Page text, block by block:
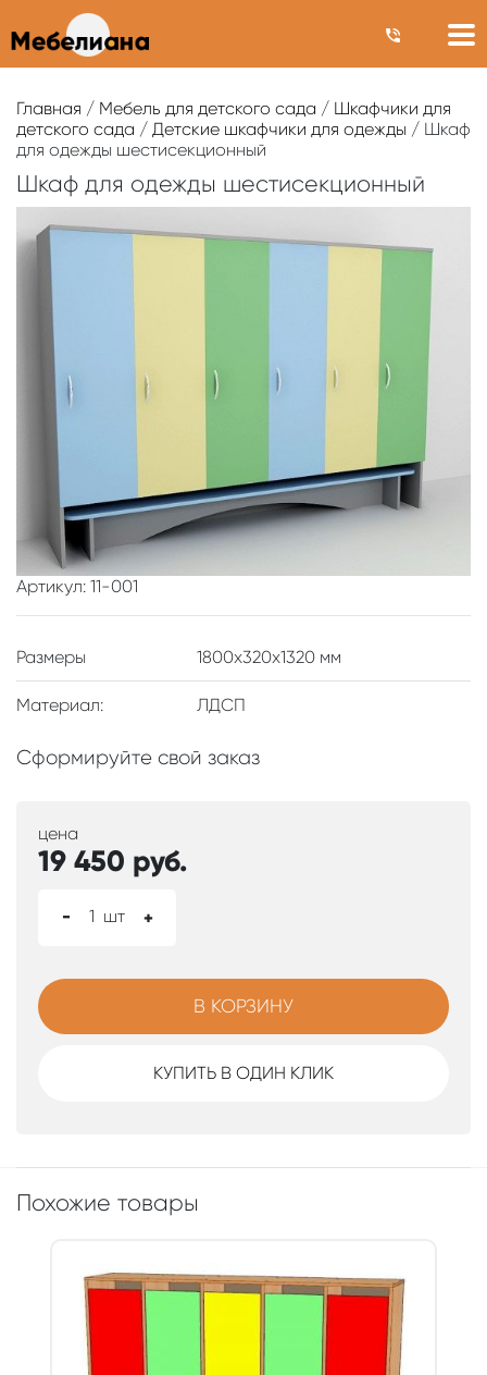
Главная / Мебель для детского сада / Шкафчики для
детского сада / Детские шкафчики для одежды / Шкаф
для одежды шестисекционный
Шкаф для одежды шестисекционный
Артикул: 11-001
Размеры 1800x320x1320 мм
Материал: ЛДСП
Сформируйте свой заказ
цена
19 450 руб.
- 1 шт +
В КОРЗИНУ
КУПИТЬ В ОДИН КЛИК
Похожие товары